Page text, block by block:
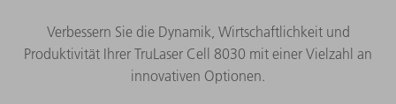
Verbessern Sie die Dynamik, Wirtschaftlichkeit und
Produktivität Ihrer TruLaser Cell 8030 mit einer Vielzahl an
innovativen Optionen.